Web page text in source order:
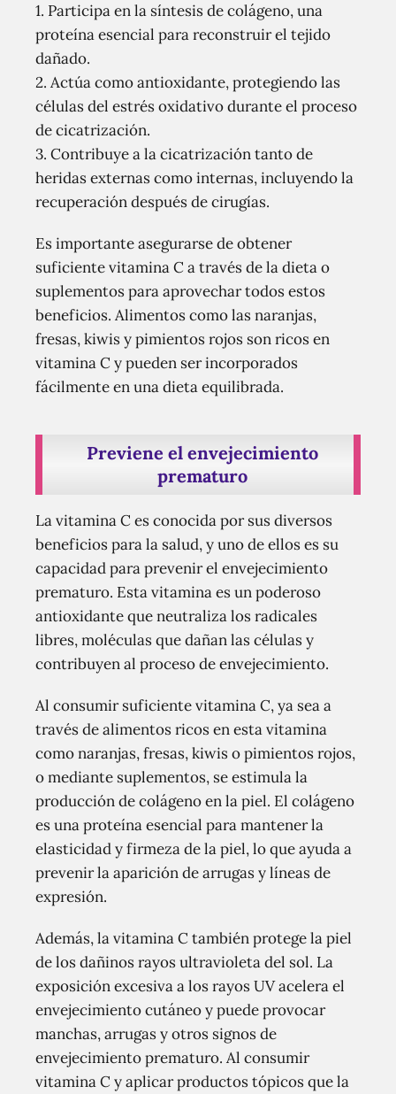
1. Participa en la síntesis de colágeno, una
proteína esencial para reconstruir el tejido
dañado.
2. Actúa como antioxidante, protegiendo las
células del estrés oxidativo durante el proceso
de cicatrización.
3. Contribuye a la cicatrización tanto de
heridas externas como internas, incluyendo la
recuperación después de cirugías.
Es importante asegurarse de obtener
suficiente vitamina C a través de la dieta o
suplementos para aprovechar todos estos
beneficios. Alimentos como las naranjas,
fresas, kiwis y pimientos rojos son ricos en
vitamina C y pueden ser incorporados
fácilmente en una dieta equilibrada.
Previene el envejecimiento
prematuro
La vitamina C es conocida por sus diversos
beneficios para la salud, y uno de ellos es su
capacidad para prevenir el envejecimiento
prematuro. Esta vitamina es un poderoso
antioxidante que neutraliza los radicales
libres, moléculas que dañan las células y
contribuyen al proceso de envejecimiento.
Al consumir suficiente vitamina C, ya sea a
través de alimentos ricos en esta vitamina
como naranjas, fresas, kiwis o pimientos rojos,
o mediante suplementos, se estimula la
producción de colágeno en la piel. El colágeno
es una proteína esencial para mantener la
elasticidad y firmeza de la piel, lo que ayuda a
prevenir la aparición de arrugas y líneas de
expresión.
Además, la vitamina C también protege la piel
de los dañinos rayos ultravioleta del sol. La
exposición excesiva a los rayos UV acelera el
envejecimiento cutáneo y puede provocar
manchas, arrugas y otros signos de
envejecimiento prematuro. Al consumir
vitamina C y aplicar productos tópicos que la